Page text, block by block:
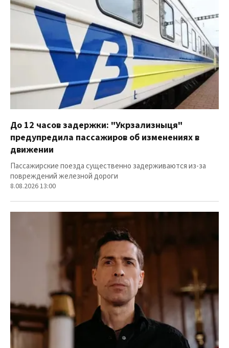
До 12 часов задержки: "Укрзализныця"
предупредила пассажиров об изменениях в
движении
Пассажирские поезда существенно задерживаются из-за
повреждений железной дороги
8.08.2026 13:00